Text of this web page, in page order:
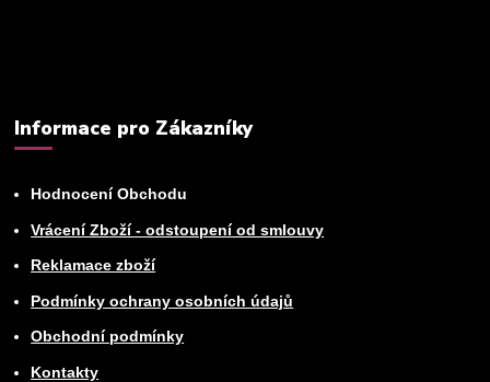
Informace pro Zákazníky
Hodnocení Obchodu
Vrácení Zboží - odstoupení od smlouvy
Reklamace zboží
Podmínky ochrany osobních údajů
Obchodní podmínky
Kontakty